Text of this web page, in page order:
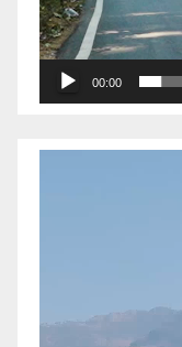
00:00